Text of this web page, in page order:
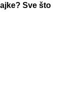
Sve što